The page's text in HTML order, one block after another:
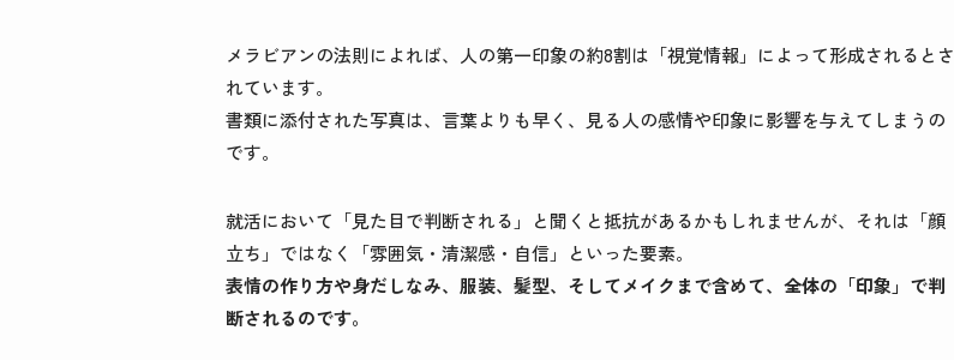
メラビアンの法則によれば、人の第一印象の約8割は「視覚情報」によって形成されるとさ
れています。
書類に添付された写真は、言葉よりも早く、見る人の感情や印象に影響を与えてしまうの
です。
就活において「見た目で判断される」と聞くと抵抗があるかもしれませんが、それは「顔
立ち」ではなく「雰囲気・清潔感・自信」といった要素。
表情の作り方や身だしなみ、服装、髪型、そしてメイクまで含めて、全体の「印象」で判
断されるのです。